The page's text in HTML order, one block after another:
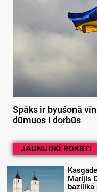
Spāks ir byušonā
dūmuos i dorbūs
JAUNUOKĪ ROKSTI
Marijis
bazilikā